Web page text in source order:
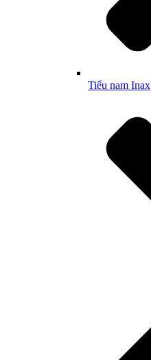
Tiểu nam Inax